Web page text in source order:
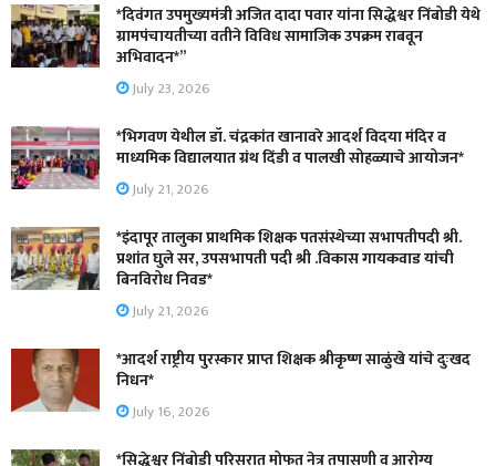
*दिवंगत उपमुख्यमंत्री अजित दादा पवार यांना सिद्धेश्वर निंबोडी येथे
ग्रामपंचायतीच्या वतीने विविध सामाजिक उपक्रम राबवून
अभिवादन*”
July 23, 2026
*भिगवण येथील डॉ. चंद्रकांत खानावरे आदर्श विदया मंदिर व
माध्यमिक विद्यालयात ग्रंथ दिंडी व पालखी सोहळ्याचे आयोजन*
July 21, 2026
*इंदापूर तालुका प्राथमिक शिक्षक पतसंस्थेच्या सभापतीपदी श्री.
प्रशांत घुले सर, उपसभापती पदी श्री .विकास गायकवाड यांची
बिनविरोध निवड*
July 21, 2026
*आदर्श राष्ट्रीय पुरस्कार प्राप्त शिक्षक श्रीकृष्ण साळुंखे यांचे दुःखद
निधन*
July 16, 2026
*सिद्धेश्वर निंबोडी परिसरात मोफत नेत्र तपासणी व आरोग्य